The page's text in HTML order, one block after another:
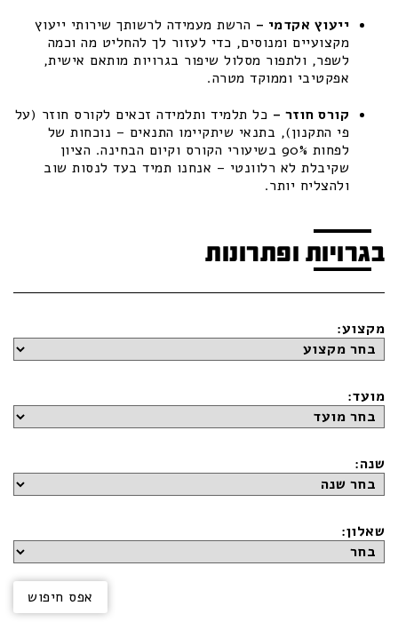
ייעוץ אקדמי – הרשת מעמידה לרשותך שירותי ייעוץ
מקצועיים ומנוסים, כדי לעזור לך להחליט מה וכמה
לשפר, ולתפור מסלול שיפור בגרויות מותאם אישית,
אפקטיבי וממוקד מטרה.
קורס חוזר – כל תלמיד ותלמידה זכאים לקורס חוזר (על
פי התקנון), בתנאי שיתקיימו התנאים – נוכחות של
לפחות 90% בשיעורי הקורס וקיום הבחינה. הציון
שקיבלת לא רלוונטי – אנחנו תמיד בעד לנסות שוב
ולהצליח יותר.
בגרויות ופתרונות
מקצוע:
מועד:
שנה:
שאלון: